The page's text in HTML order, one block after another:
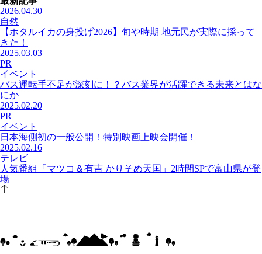
2026.04.30
自然
【ホタルイカの身投げ2026】旬や時期 地元民が実際に採って
きた！
2025.03.03
PR
イベント
バス運転手不足が深刻に！？バス業界が活躍できる未来とはな
にか
2025.02.20
PR
イベント
日本海側初の一般公開！特別映画上映会開催！
2025.02.16
テレビ
人気番組「マツコ＆有吉 かりそめ天国」2時間SPで富山県が登
場